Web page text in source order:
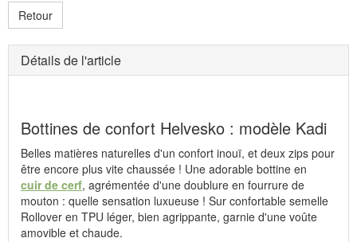
Retour
Détails de l'article
Bottines de confort Helvesko : modèle Kadi
Belles matières naturelles d'un confort inouï, et deux zips pour
être encore plus vite chaussée ! Une adorable bottine en
cuir de cerf, agrémentée d'une doublure en fourrure de
mouton : quelle sensation luxueuse ! Sur confortable semelle
Rollover en TPU léger, bien agrippante, garnie d'une voûte
amovible et chaude.